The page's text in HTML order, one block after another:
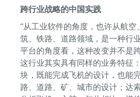
跨行业战略的中国实践
“从工业软件的角度，也许从航空
筑、铁路、道路领域，是一种行
平台的角度看，这种改变并不是
这行业其实具有同样的业务特征
块，既能完成飞机的设计，也能
路、道路、矿、城市的设计；达